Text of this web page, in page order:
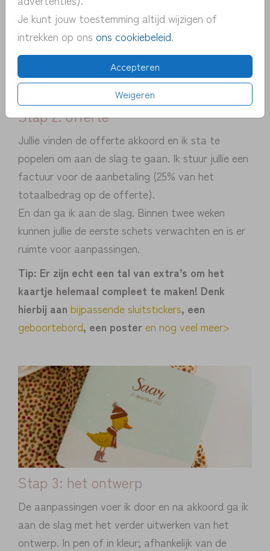
Je kunt jouw toestemming altijd wijzigen of
intrekken op ons ons cookiebeleid.
Accepteren
Weigeren
realiseren.
Tip; wacht niet te lang met het aanvragen van
beschikbaar. vol=vol.
Stap 2: offerte
Jullie vinden de offerte akkoord en ik sta te
popelen om aan de slag te gaan. Ik stuur jullie een
factuur voor de aanbetaling (25% van het
totaalbedrag op de offerte).
En dan ga ik aan de slag. Binnen twee weken
kunnen jullie de eerste schets verwachten en is er
ruimte voor aanpassingen.
Tip: Er zijn echt een tal van extra’s om het
kaartje helemaal compleet te maken! Denk
hierbij aan bijpassende sluitstickers, een
geboortebord, een poster en nog veel meer>
Stap 3: het ontwerp
De aanpassingen voer ik door en na akkoord ga ik
aan de slag met het verder uitwerken van het
ontwerp. In pen of in kleur; afhankelijk van de